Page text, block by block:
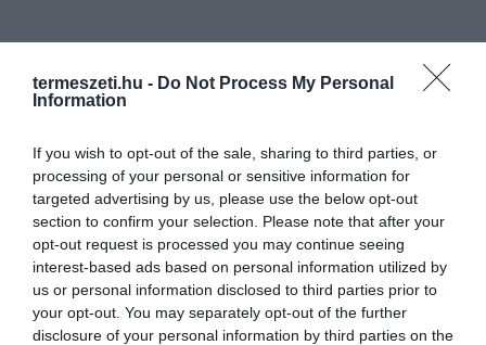
termeszeti.hu - Do Not Process My Personal
Information
If you wish to opt-out of the sale, sharing to third parties, or
processing of your personal or sensitive information for
targeted advertising by us, please use the below opt-out
section to confirm your selection. Please note that after your
opt-out request is processed you may continue seeing
interest-based ads based on personal information utilized by
us or personal information disclosed to third parties prior to
your opt-out. You may separately opt-out of the further
disclosure of your personal information by third parties on the
ELŐZŐ CIKK
A VILÁG LEGMAGÁNYOSABB FÁJA EGY ZORD SZIGETEN ÉL,
TÖBB EZER KM-RE A TÁRSAITÓL